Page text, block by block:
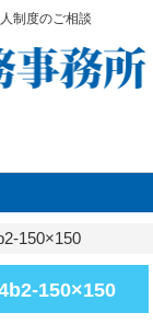
制度のご相談
150×150
150×150